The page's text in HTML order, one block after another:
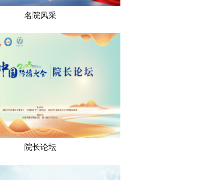
名院风采
院长论坛